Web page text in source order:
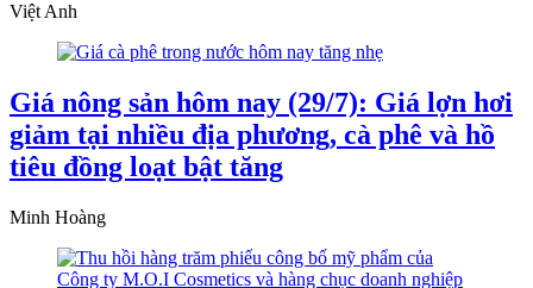
Việt Anh
Giá nông sản hôm nay (29/7): Giá lợn hơi
giảm tại nhiều địa phương, cà phê và hồ
tiêu đồng loạt bật tăng
Minh Hoàng